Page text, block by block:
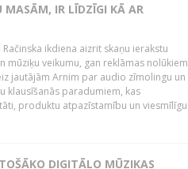
MASĀM, IR LĪDZĪGI KĀ AR
Račinska ikdiena aizrit skaņu ierakstu
mūziķu veikumu, gan reklāmas nolūkiem
jautājām Arnim par audio zīmolingu un
klausīšanās paradumiem, kas
produktu atpazīstamību un viesmīlīgu
DIGITĀLO MŪZIKAS